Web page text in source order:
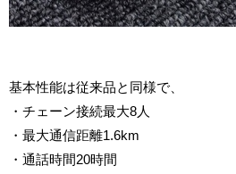
基本性能は従来品と同様で、
・チェーン接続最大8人
・最大通信距離1.6km
・通話時間20時間